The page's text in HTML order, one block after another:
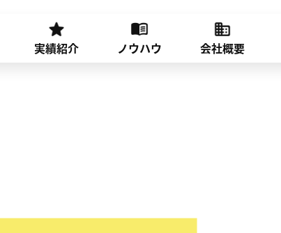
実績紹介 ノウハウ 会社概要